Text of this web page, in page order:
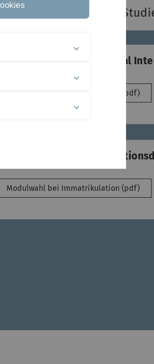
neu immatrikulierte
Masterstudiengang Artificial
Connected Industries
Modulwahl bei Immatrikulation (pdf)
Masterstudiengang
Modulwahl bei Immatrikulation (pdf)